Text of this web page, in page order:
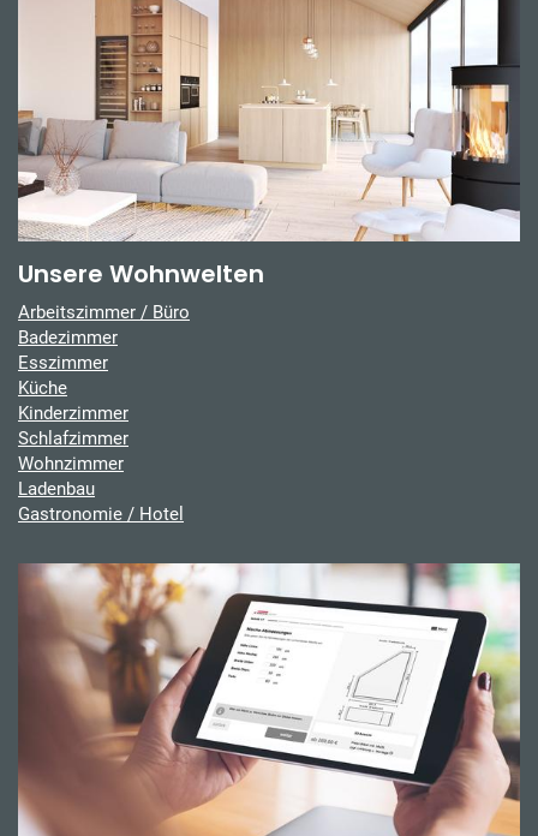
Unsere Wohnwelten
Arbeitszimmer / Büro
Badezimmer
Esszimmer
Küche
Kinderzimmer
Schlafzimmer
Wohnzimmer
Ladenbau
Gastronomie / Hotel